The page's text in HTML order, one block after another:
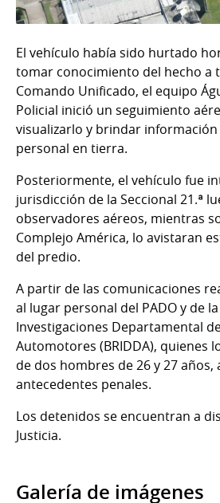
El vehículo había sido hurtado
tomar conocimiento del hecho a
Comando Unificado, el equipo
Policial inició un seguimiento
visualizarlo y brindar
personal en tierra.
Posteriormente, el vehículo fue
jurisdicción de la Seccional 21.ª
observadores aéreos, mientras
Complejo América, lo avistaran
del predio.
A partir de las comunicaciones
al lugar personal del PADO y de
Investigaciones Departamental
Automotores (BRIDDA), quienes
de dos hombres de 26 y 27 años,
antecedentes penales.
Los detenidos se encuentran a
Justicia.
Galería de imágenes